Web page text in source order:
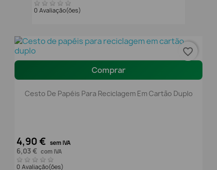
0 Avaliação(ões)
Comprar
Cesto De Papéis Para Reciclagem Em Cartão Duplo
4,90 € sem IVA
6,03 € com IVA
0 Avaliação(ões)
favorite_border